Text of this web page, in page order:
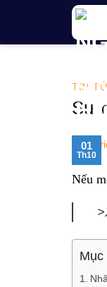
TIN
Sự
01
Th10
Nếu
Mục